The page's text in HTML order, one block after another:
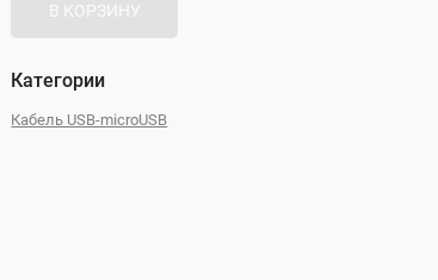
В КОРЗИНУ
Категории
Кабель USB-microUSB